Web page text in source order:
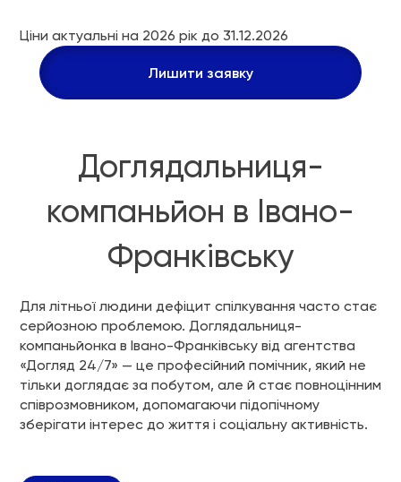
Ціни актуальні на 2026 рік до 31.12.2026
Лишити заявку
Доглядальниця-
компаньйон в Івано-
Франківську
Для літньої людини дефіцит спілкування часто стає
серйозною проблемою. Доглядальниця-
компаньйонка в Івано-Франківську від агентства
«Догляд 24/7» — це професійний помічник, який не
тільки доглядає за побутом, але й стає повноцінним
співрозмовником, допомагаючи підопічному
зберігати інтерес до життя і соціальну активність.